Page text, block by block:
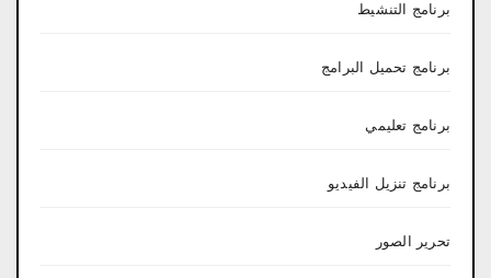
برنامج التنشيط
برنامج تحميل البرامج
برنامج تعليمي
برنامج تنزيل الفيديو
تحرير الصور